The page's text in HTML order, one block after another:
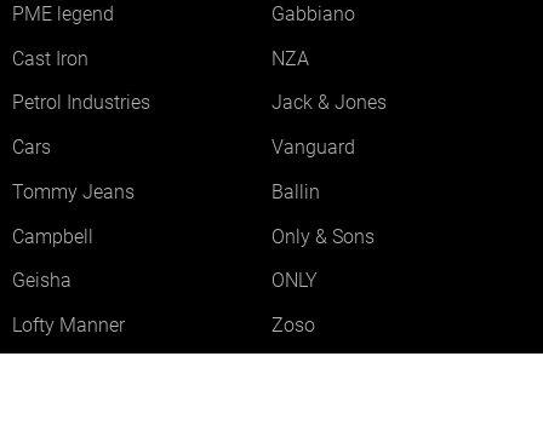
PME legend
Gabbiano
Cast Iron
NZA
Petrol Industries
Jack & Jones
Cars
Vanguard
Tommy Jeans
Ballin
Campbell
Only & Sons
Geisha
ONLY
Lofty Manner
Zoso